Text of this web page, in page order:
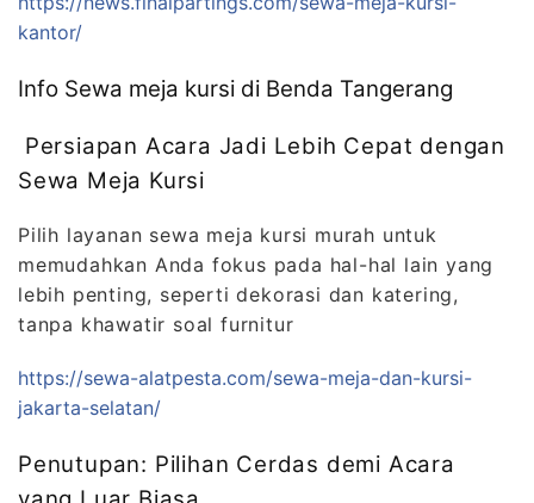
kantor/
Info Sewa meja kursi di Benda Tangerang
Persiapan Acara Jadi Lebih Cepat dengan
Sewa Meja Kursi
Pilih layanan sewa meja kursi murah untuk
memudahkan Anda fokus pada hal-hal lain yang
lebih penting, seperti dekorasi dan katering,
tanpa khawatir soal furnitur
https://sewa-alatpesta.com/sewa-meja-dan-kursi-
jakarta-selatan/
Penutupan: Pilihan Cerdas demi Acara